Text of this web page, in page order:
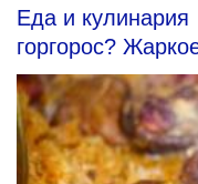
Еда и кулинария
горгорос?